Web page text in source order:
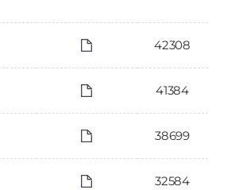
42308
41384
38699
32584